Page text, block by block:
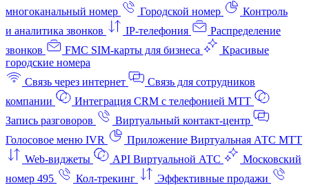
многоканальный номер
Городской номер
Контроль
и аналитика звонков
IP-телефония
Распределение
звонков
FMC SIM-карты для бизнеса
Красивые
городские номера
Связь через интернет
Связь для сотрудников
компании
Интеграция CRM с телефонией МТТ
Запись разговоров
Виртуальный контакт‑центр
Голосовое меню IVR
Приложение Виртуальная АТС МТТ
Web-виджеты
API Виртуальной АТС
Московский
номер 495
Кол-трекинг
Эффективные продажи